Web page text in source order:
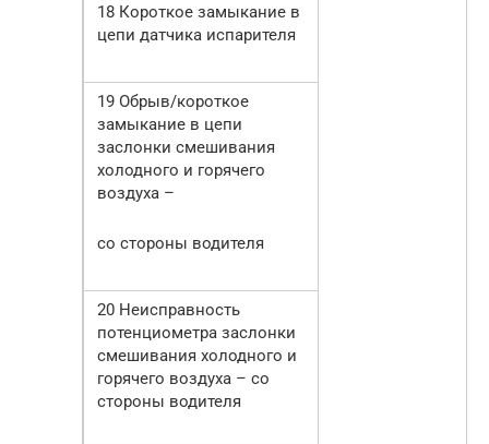
18 Короткое замыкание в
цепи датчика испарителя
19 Обрыв/короткое
замыкание в цепи
заслонки смешивания
холодного и горячего
воздуха –
со стороны водителя
20 Неисправность
потенциометра заслонки
смешивания холодного и
горячего воздуха – со
стороны водителя